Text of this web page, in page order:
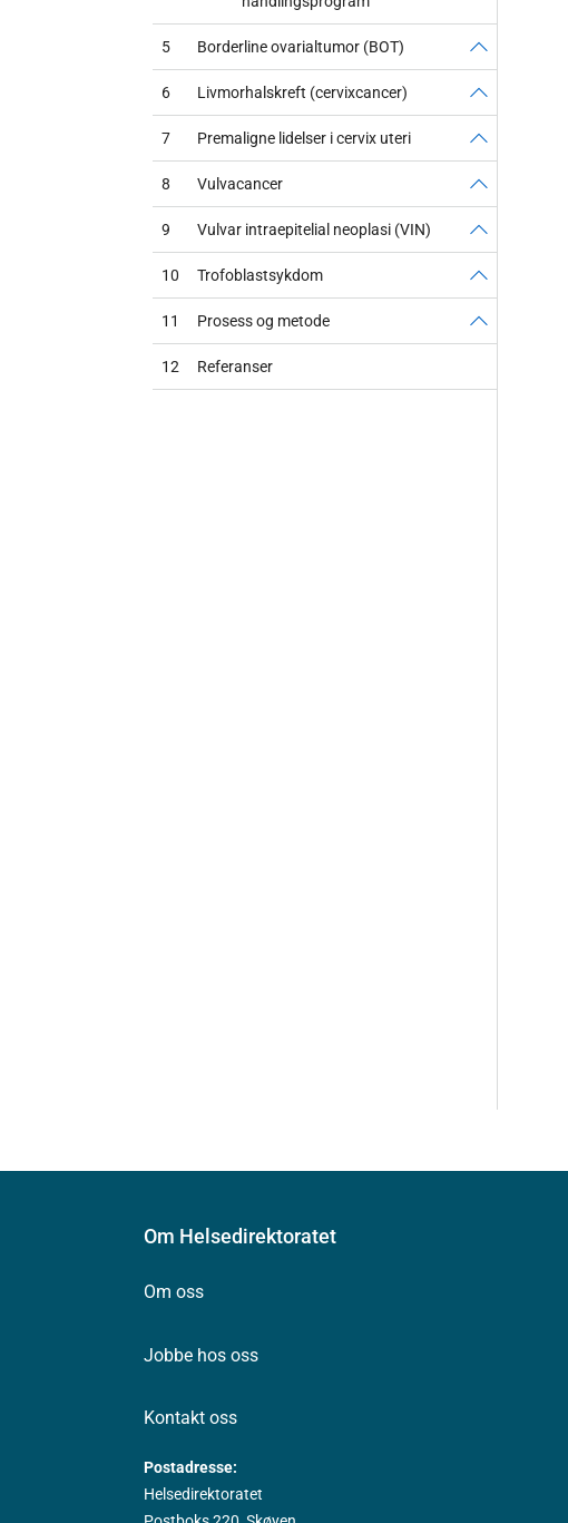
5 Borderline ovarialtumor (BOT)
6 Livmorhalskreft (cervixcancer)
7 Premaligne lidelser i cervix uteri
8 Vulvacancer
9 Vulvar intraepitelial neoplasi (VIN)
10 Trofoblastsykdom
11 Prosess og metode
12 Referanser
Om Helsedirektoratet
Om oss
Jobbe hos oss
Kontakt oss
Postadresse:
Helsedirektoratet